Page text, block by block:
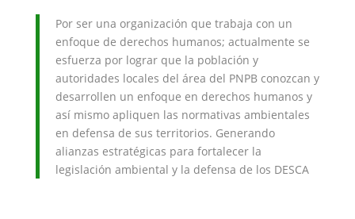
Por ser una organización que trabaja con un
enfoque de derechos humanos; actualmente se
esfuerza por lograr que la población y
autoridades locales del área del PNPB conozcan y
desarrollen un enfoque en derechos humanos y
así mismo apliquen las normativas ambientales
en defensa de sus territorios. Generando
alianzas estratégicas para fortalecer la
legislación ambiental y la defensa de los DESCA